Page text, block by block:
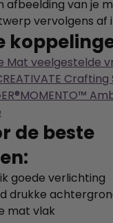
afbeelding van je
vervolgens af
Mat veelgestelde
MOMENTO™
de beste
goede verlichting
drukke
mat vlak